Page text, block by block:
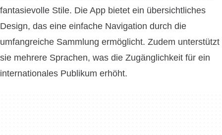
fantasievolle Stile. Die App bietet ein übersichtliches
Design, das eine einfache Navigation durch die
umfangreiche Sammlung ermöglicht. Zudem unterstützt
sie mehrere Sprachen, was die Zugänglichkeit für ein
internationales Publikum erhöht.